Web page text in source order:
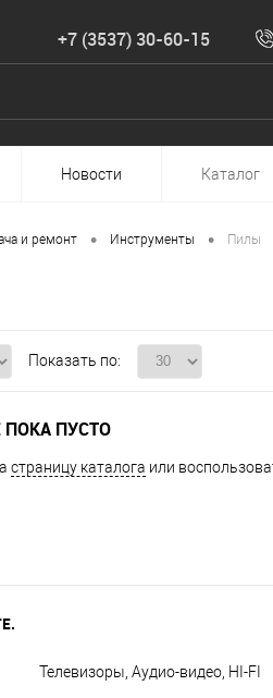
+7 (3537) 30-60-15
Новости Каталог
и ремонт • Инструменты • Пилы
Показать по:
ПУСТО
страницу каталога или
Телевизоры, Аудио-видео, HI-FI